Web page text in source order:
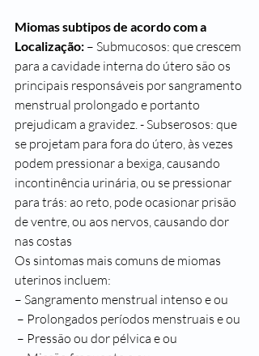
Miomas subtipos de acordo com a
Localização: – Submucosos: que crescem
para a cavidade interna do útero são os
principais responsáveis por sangramento
menstrual prolongado e portanto
prejudicam a gravidez. - Subserosos: que
se projetam para fora do útero, às vezes
podem pressionar a bexiga, causando
incontinência urinária, ou se pressionar
para trás: ao reto, pode ocasionar prisão
de ventre, ou aos nervos, causando dor
nas costas
Os sintomas mais comuns de miomas
uterinos incluem:
– Sangramento menstrual intenso e ou
– Prolongados períodos menstruais e ou
– Pressão ou dor pélvica e ou